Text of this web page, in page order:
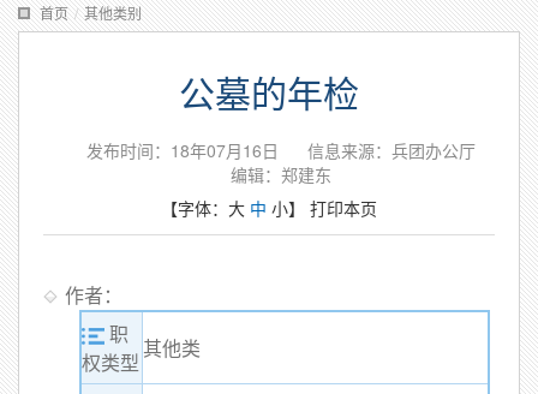
首页 / 其他类别
公墓的年检
发布时间：18年07月16日
信息来源：兵团办公厅
编辑：郑建东
【字体： 大 中 小】 打印本页
作者：
职
权类型
其他类